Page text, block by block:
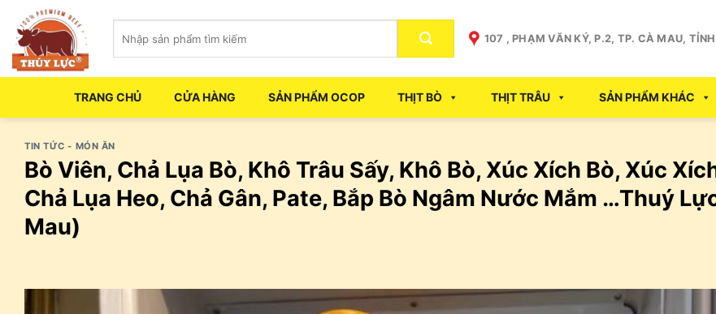
content
kiếm:
107 , PHẠM VĂN KÝ, P.2, TP. CÀ MAU,
TRANG CHỦ CỬA HÀNG SẢN PHẨM OCOP THỊT BÒ THỊT TRÂU SẢN PHẨM KHÁC
TIN TỨC - MÓN ĂN
Bò Viên, Chả Lụa Bò, Khô Trâu Sấy, Khô Bò, Xúc Xích Bò, Xúc
Chả Lụa Heo, Chả Gân, Pate, Bắp Bò Ngâm Nước Mắm …Thuý
Mau)